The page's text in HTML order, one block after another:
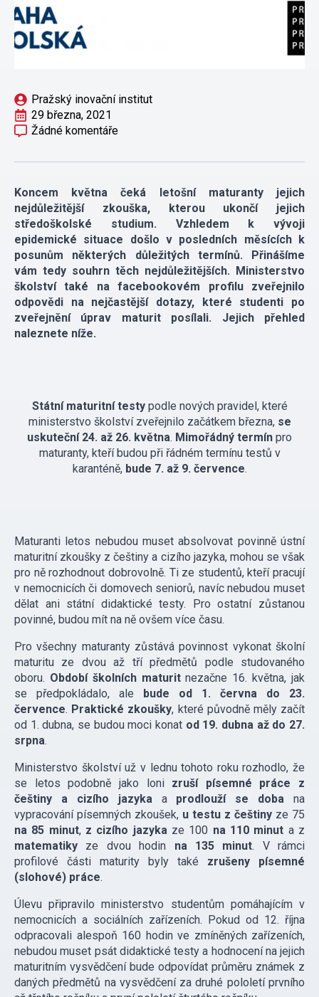
Pražský inovační institut
29 března, 2021
Žádné komentáře
Koncem května čeká letošní maturanty jejich
nejdůležitější zkouška, kterou ukončí jejich
středoškolské studium. Vzhledem k vývoji
epidemické situace došlo v posledních měsících k
posunům některých důležitých termínů. Přinášíme
vám tedy souhrn těch nejdůležitějších. Ministerstvo
školství také na facebookovém profilu zveřejnilo
odpovědi na nejčastější dotazy, které studenti po
zveřejnění úprav maturit posílali. Jejich přehled
naleznete níže.
Státní maturitní testypodle nových pravidel, které
ministerstvo školství zveřejnilo začátkem března, se
uskuteční 24. až 26. května. Mimořádný termín pro
maturanty, kteří budou při řádném termínu testů v
karanténě, bude 7. až 9. července.
Maturanti letos nebudou muset absolvovat povinně ústní
maturitní zkoušky z češtiny a cizího jazyka, mohou se však
pro ně rozhodnout dobrovolně. Ti ze studentů, kteří pracují
v nemocnicích či domovech seniorů, navíc nebudou muset
dělat ani státní didaktické testy. Pro ostatní zůstanou
povinné, budou mít na ně ovšem více času.
Pro všechny maturanty zůstává povinnost vykonat školní
maturitu ze dvou až tří předmětů podle studovaného
oboru. Období školních maturitnezačne 16. května, jak
se předpokládalo, ale bude od 1. června do 23.
července. Praktické zkoušky, které původně měly začít
od 1. dubna, se budou moci konat od 19. dubna až do 27.
srpna.
Ministerstvo školství už v lednu tohoto roku rozhodlo, že
se letos podobně jako loni zruší písemné práce z
češtiny a cizího jazykaa prodlouží se doba na
vypracování písemných zkoušek, u testu z češtiny ze 75
na 85 minut, z cizího jazykaze 100 na 110 minut a z
matematiky ze dvou hodin na 135 minut. V rámci
profilové části maturity byly také zrušeny písemné
(slohové) práce.
Úlevu připravilo ministerstvo studentům pomáhajícím v
nemocnicích a sociálních zařízeních. Pokud od 12. října
odpracovali alespoň 160 hodin ve zmíněných zařízeních,
nebudou muset psát didaktické testy a hodnocení na jejich
maturitním vysvědčení bude odpovídat průměru známek z
daných předmětů na vysvědčení za druhé pololetí prvního